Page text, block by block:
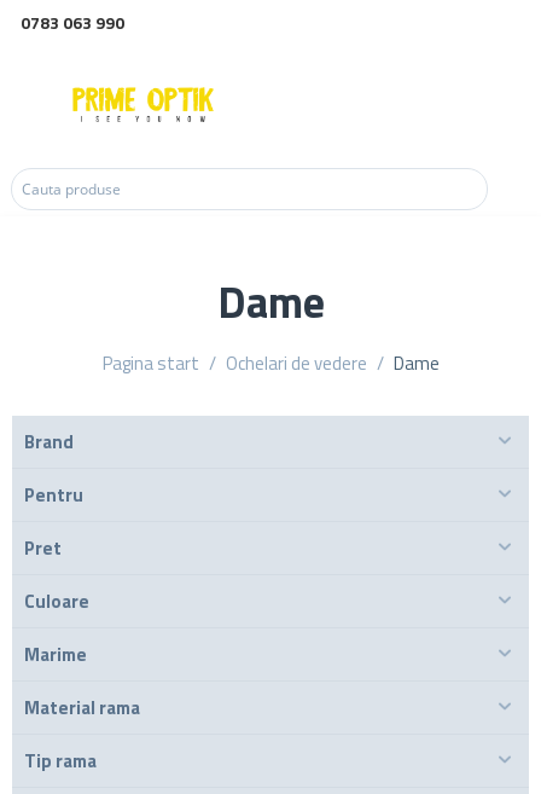
0783 063 990
Dame
Pagina start / Ochelari de vedere / Dame
Brand
Pentru
Pret
Culoare
Marime
Material rama
Tip rama